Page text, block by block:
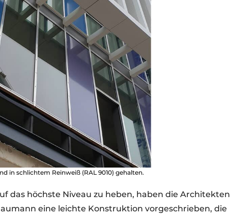
in schlichtem Reinweiß (RAL 9010) gehalten.
das höchste Niveau zu heben, haben die Architekten
eine leichte Konstruktion vorgeschrieben, die